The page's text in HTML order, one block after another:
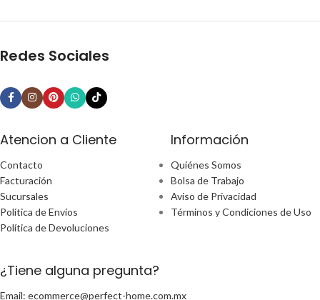
Redes Sociales
Atencion a Cliente
Contacto
Facturación
Sucursales
Política de Envíos
Política de Devoluciones
Información
Quiénes Somos
Bolsa de Trabajo
Aviso de Privacidad
Términos y Condiciones de Uso
¿Tiene alguna pregunta?
Email: ecommerce@perfect-home.com.mx